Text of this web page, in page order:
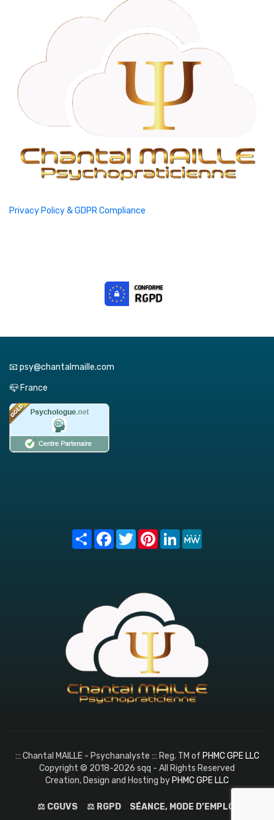
Privacy Policy & GDPR Compliance
📧 psy@chantalmaille.com
📪 France
Share FacebookTwitterPinterest
LinkedIn
::: Chantal MAILLE - Psychanalyste ::: Reg. TM of PHMC GPE LLC
Copyright © 2018-2026 sqq - All Rights Reserved
Creation, Design and Hosting byPHMC GPE LLC
⚖️ CGUVS ⚖️ RGPD SÉANCE, MODE D’EMPLOI